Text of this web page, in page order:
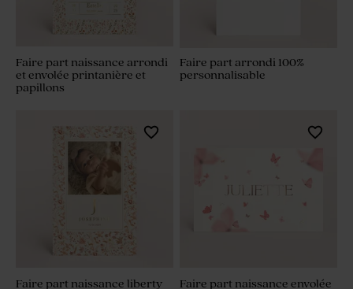
Faire part arrondi 100%
personnalisable
Faire part naissance arrondi
et envolée printanière et
papillons
Faire part naissance liberty Faire part naissance envolée